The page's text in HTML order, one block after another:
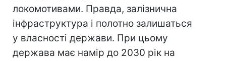
локомотивами. Правда, залізнична
інфраструктура і полотно залишаться
у власності держави. При цьому
держава має намір до 2030 рік на